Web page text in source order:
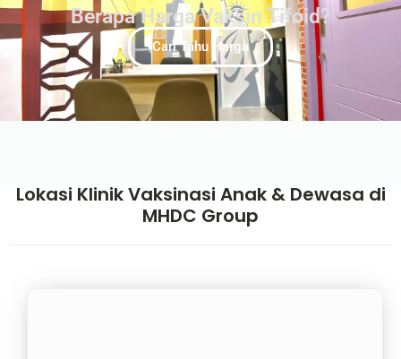
Berapa Harga Vaksin Tifoid?
Cari Tahu Harga
Lokasi Klinik Vaksinasi Anak & Dewasa di
MHDC Group